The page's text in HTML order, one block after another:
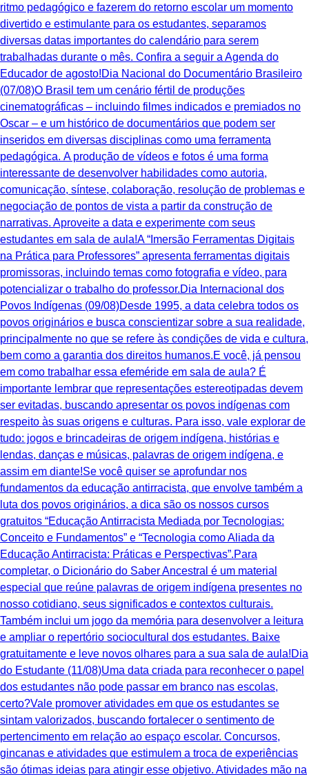
ritmo pedagógico e fazerem do retorno escolar um momento
divertido e estimulante para os estudantes, separamos
diversas datas importantes do calendário para serem
trabalhadas durante o mês. Confira a seguir a Agenda do
Educador de agosto!Dia Nacional do Documentário Brasileiro
(07/08)O Brasil tem um cenário fértil de produções
cinematográficas – incluindo filmes indicados e premiados no
Oscar – e um histórico de documentários que podem ser
inseridos em diversas disciplinas como uma ferramenta
pedagógica. A produção de vídeos e fotos é uma forma
interessante de desenvolver habilidades como autoria,
comunicação, síntese, colaboração, resolução de problemas e
negociação de pontos de vista a partir da construção de
narrativas. Aproveite a data e experimente com seus
estudantes em sala de aula!A “Imersão Ferramentas Digitais
na Prática para Professores” apresenta ferramentas digitais
promissoras, incluindo temas como fotografia e vídeo, para
potencializar o trabalho do professor.Dia Internacional dos
Povos Indígenas (09/08)Desde 1995, a data celebra todos os
povos originários e busca conscientizar sobre a sua realidade,
principalmente no que se refere às condições de vida e cultura,
bem como a garantia dos direitos humanos.E você, já pensou
em como trabalhar essa efeméride em sala de aula? É
importante lembrar que representações estereotipadas devem
ser evitadas, buscando apresentar os povos indígenas com
respeito às suas origens e culturas. Para isso, vale explorar de
tudo: jogos e brincadeiras de origem indígena, histórias e
lendas, danças e músicas, palavras de origem indígena, e
assim em diante!Se você quiser se aprofundar nos
fundamentos da educação antirracista, que envolve também a
luta dos povos originários, a dica são os nossos cursos
gratuitos “Educação Antirracista Mediada por Tecnologias:
Conceito e Fundamentos” e “Tecnologia como Aliada da
Educação Antirracista: Práticas e Perspectivas”.Para
completar, o Dicionário do Saber Ancestral é um material
especial que reúne palavras de origem indígena presentes no
nosso cotidiano, seus significados e contextos culturais.
Também inclui um jogo da memória para desenvolver a leitura
e ampliar o repertório sociocultural dos estudantes. Baixe
gratuitamente e leve novos olhares para a sua sala de aula!Dia
do Estudante (11/08)Uma data criada para reconhecer o papel
dos estudantes não pode passar em branco nas escolas,
certo?Vale promover atividades em que os estudantes se
sintam valorizados, buscando fortalecer o sentimento de
pertencimento em relação ao espaço escolar. Concursos,
gincanas e atividades que estimulem a troca de experiências
são ótimas ideias para atingir esse objetivo. Atividades mão na